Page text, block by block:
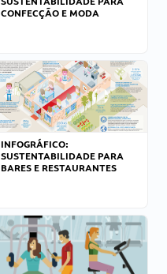
CONFECÇÃO E MODA
INFOGRÁFICO:
SUSTENTABILIDADE PARA
BARES E RESTAURANTES